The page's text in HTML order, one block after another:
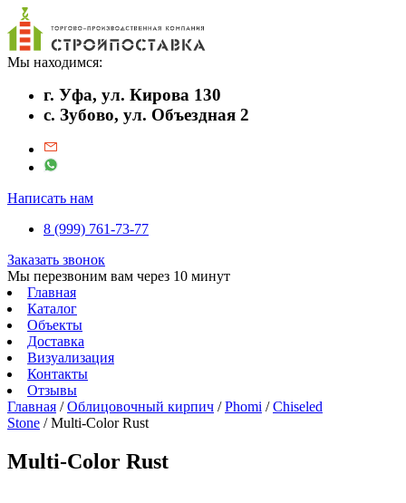
Мы находимся:
г. Уфа, ул. Кирова 130
с. Зубово, ул. Объездная 2
Написать нам
8 (999) 761-73-77
Заказать звонок
Мы перезвоним вам через 10 минут
Главная
Каталог
Объекты
Доставка
Визуализация
Контакты
Отзывы
Главная /Облицовочный кирпич /Phomi /Chiseled
Stone / Multi-Color Rust
Multi-Color Rust